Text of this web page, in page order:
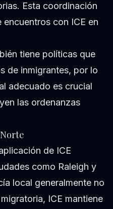
Esta coordinación
con ICE en
tiene políticas que
de inmigrantes, por lo
adecuado es crucial
las ordenanzas
de ICE
como Raleigh y
local generalmente no
ICE mantiene